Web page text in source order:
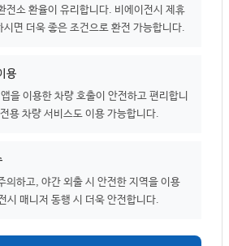
전소 환율이 유리합니다. 비에이전시 제휴
시면 더욱 좋은 조건으로 환전 가능합니다.
용
을 이용한 차량 호출이 안전하고 편리합니
용 차량 서비스도 이용 가능합니다.
의하고, 야간 외출 시 안전한 지역을 이용
시 매니저 동행 시 더욱 안전합니다.